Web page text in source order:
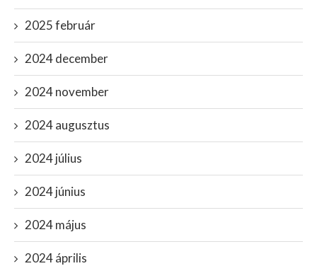
2025 február
2024 december
2024 november
2024 augusztus
2024 július
2024 június
2024 május
2024 április